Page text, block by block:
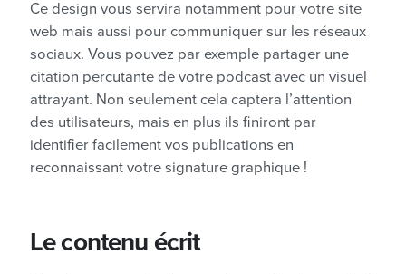
Ce design vous servira notamment pour votre site
web mais aussi pour communiquer sur les réseaux
sociaux. Vous pouvez par exemple partager une
citation percutante de votre podcast avec un visuel
attrayant. Non seulement cela captera l’attention
des utilisateurs, mais en plus ils finiront par
identifier facilement vos publications en
reconnaissant votre signature graphique !
Le contenu écrit